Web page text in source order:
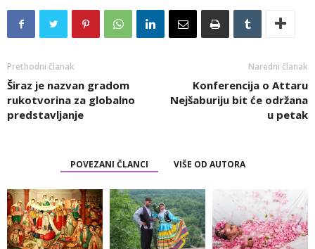
Prethodni članak
Širaz je nazvan gradom
rukotvorina za globalno
predstavljanje
Naredni članak
Konferencija o Attaru
Nejšaburiju bit će održana
u petak
POVEZANI ČLANCI VIŠE OD AUTORA